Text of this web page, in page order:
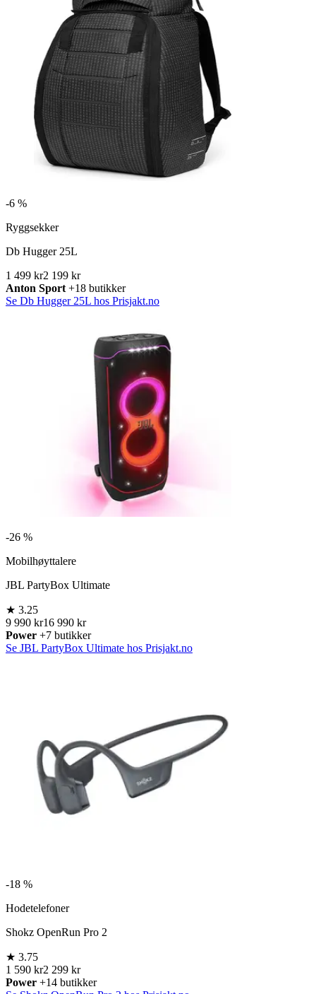
-6 %
Ryggsekker
Db Hugger 25L
1 499 kr2 199 kr
Anton Sport +18 butikker
Se Db Hugger 25L hos Prisjakt.no
-26 %
Mobilhøyttalere
JBL PartyBox Ultimate
★ 3.25
9 990 kr16 990 kr
Power +7 butikker
Se JBL PartyBox Ultimate hos Prisjakt.no
-18 %
Hodetelefoner
Shokz OpenRun Pro 2
★ 3.75
1 590 kr2 299 kr
Power +14 butikker